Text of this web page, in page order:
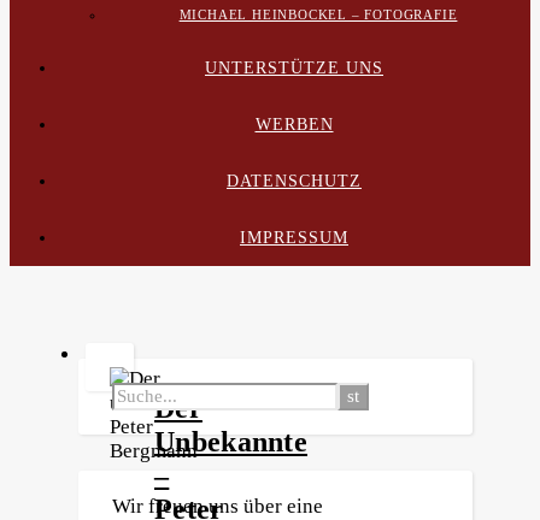
MICHAEL HEINBOCKEL – FOTOGRAFIE
UNTERSTÜTZE UNS
WERBEN
DATENSCHUTZ
IMPRESSUM
Der
Unbekannte
–
Peter
Wir freuen uns über eine